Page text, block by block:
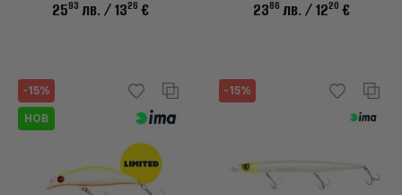
2593 лв. / 1326 € 2386 лв. / 1220 €
-15%
НОВ
-15%